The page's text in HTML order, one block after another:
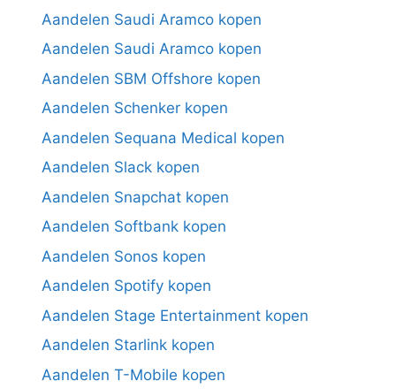
Aandelen Saudi Aramco kopen
Aandelen Saudi Aramco kopen
Aandelen SBM Offshore kopen
Aandelen Schenker kopen
Aandelen Sequana Medical kopen
Aandelen Slack kopen
Aandelen Snapchat kopen
Aandelen Softbank kopen
Aandelen Sonos kopen
Aandelen Spotify kopen
Aandelen Stage Entertainment kopen
Aandelen Starlink kopen
Aandelen T-Mobile kopen